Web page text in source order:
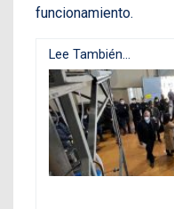
funcionamiento.
Lee También...